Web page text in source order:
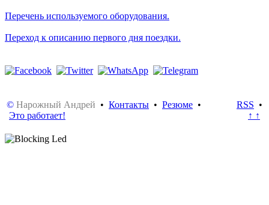
Перечень используемого оборудования.
Переход к описанию первого дня поездки.
© Нарожный Андрей • Контакты • Резюме •
Это работает!
RSS •
↑ ↑